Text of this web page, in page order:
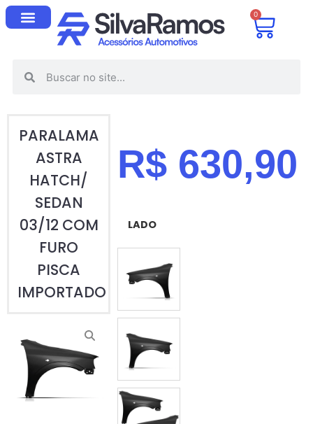
0
PARALAMA
ASTRA
HATCH/
SEDAN
03/12 COM
FURO
PISCA
IMPORTADO
R$ 630,90
LADO
ESQUERDO (MOTORISTA)
DIREITO (PASSAGEIRO)